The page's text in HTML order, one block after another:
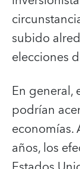
subido
elecciones
En general,
podrían
economías.
años, los